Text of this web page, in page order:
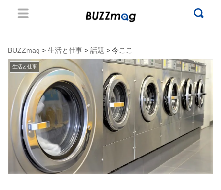
BUZZmag > 生活と仕事 > 話題 > 今ここ
生活と仕事